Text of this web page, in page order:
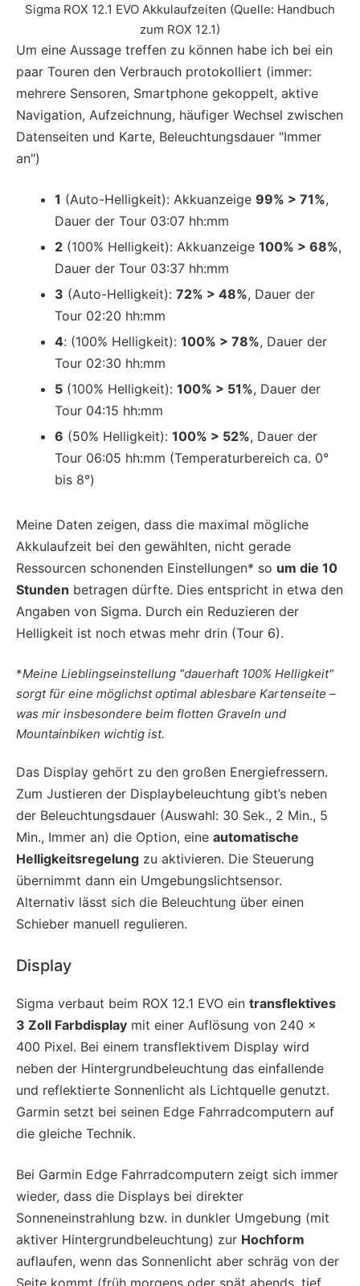
Sigma ROX 12.1 EVO Akkulaufzeiten (Quelle: Handbuch
zum ROX 12.1)
Um eine Aussage treffen zu können habe ich bei ein
paar Touren den Verbrauch protokolliert (immer:
mehrere Sensoren, Smartphone gekoppelt, aktive
Navigation, Aufzeichnung, häufiger Wechsel zwischen
Datenseiten und Karte, Beleuchtungsdauer "Immer
an")
1 (Auto-Helligkeit): Akkuanzeige 99% > 71%,
Dauer der Tour 03:07 hh:mm
2 (100% Helligkeit): Akkuanzeige 100% > 68%,
Dauer der Tour 03:37 hh:mm
3 (Auto-Helligkeit): 72% > 48%, Dauer der
Tour 02:20 hh:mm
4: (100% Helligkeit): 100% > 78%, Dauer der
Tour 02:30 hh:mm
5 (100% Helligkeit): 100% > 51%, Dauer der
Tour 04:15 hh:mm
6 (50% Helligkeit): 100% > 52%, Dauer der
Tour 06:05 hh:mm (Temperaturbereich ca. 0°
bis 8°)
Meine Daten zeigen, dass die maximal mögliche
Akkulaufzeit bei den gewählten, nicht gerade
Ressourcen schonenden Einstellungen* so um die 10
Stunden betragen dürfte. Dies entspricht in etwa den
Angaben von Sigma. Durch ein Reduzieren der
Helligkeit ist noch etwas mehr drin (Tour 6).
*Meine Lieblingseinstellung "dauerhaft 100% Helligkeit"
sorgt für eine möglichst optimal ablesbare Kartenseite –
was mir insbesondere beim flotten Graveln und
Mountainbiken wichtig ist.
Das Display gehört zu den großen Energiefressern.
Zum Justieren der Displaybeleuchtung gibt’s neben
der Beleuchtungsdauer (Auswahl: 30 Sek., 2 Min., 5
Min., Immer an) die Option, eine automatische
Helligkeitsregelung zu aktivieren. Die Steuerung
übernimmt dann ein Umgebungslichtsensor.
Alternativ lässt sich die Beleuchtung über einen
Schieber manuell regulieren.
Display
Sigma verbaut beim ROX 12.1 EVO ein transflektives
3 Zoll Farbdisplay mit einer Auflösung von 240 x
400 Pixel. Bei einem transflektivem Display wird
neben der Hintergrundbeleuchtung das einfallende
und reflektierte Sonnenlicht als Lichtquelle genutzt.
Garmin setzt bei seinen Edge Fahrradcomputern auf
die gleiche Technik.
Bei Garmin Edge Fahrradcomputern zeigt sich immer
wieder, dass die Displays bei direkter
Sonneneinstrahlung bzw. in dunkler Umgebung (mit
aktiver Hintergrundbeleuchtung) zur Hochform
auflaufen, wenn das Sonnenlicht aber schräg von der